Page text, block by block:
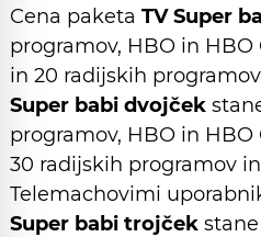
Cena paketa TV Super
programov, HBO in
in 20 radijskih
Super babi dvojček
programov, HBO in
30 radijskih programov
Telemachovimi
Super babi trojček